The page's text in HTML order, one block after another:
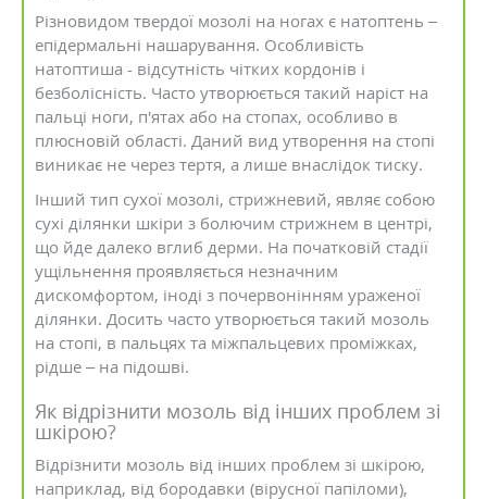
Різновидом твердої мозолі на ногах є натоптень –
епідермальні нашарування. Особливість
натоптиша - відсутність чітких кордонів і
безболісність. Часто утворюється такий наріст на
пальці ноги, п'ятах або на стопах, особливо в
плюсновій області. Даний вид утворення на стопі
виникає не через тертя, а лише внаслідок тиску.
Інший тип сухої мозолі, стрижневий, являє собою
сухі ділянки шкіри з болючим стрижнем в центрі,
що йде далеко вглиб дерми. На початковій стадії
ущільнення проявляється незначним
дискомфортом, іноді з почервонінням ураженої
ділянки. Досить часто утворюється такий мозоль
на стопі, в пальцях та міжпальцевих проміжках,
рідше – на підошві.
Як відрізнити мозоль від інших проблем зі
шкірою?
Відрізнити мозоль від інших проблем зі шкірою,
наприклад, від бородавки (вірусної папіломи),